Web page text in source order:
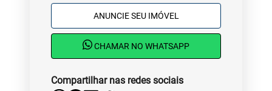
ANUNCIE SEU IMÓVEL
CHAMAR NO WHATSAPP
Compartilhar nas redes sociais